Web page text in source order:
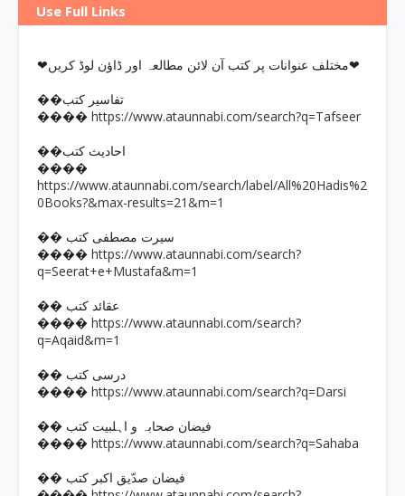
Use Full Links
❤مختلف عنوانات پر کتب آن لائن مطالعہ اور ڈاؤن لوڈ کریں❤
��تفاسیر کتب
���� https://www.ataunnabi.com/search?q=Tafseer
��احادیث کتب
����
https://www.ataunnabi.com/search/label/All%20Hadis%2
0Books?&max-results=21&m=1
�� سیرت مصطفی کتب
���� https://www.ataunnabi.com/search?
q=Seerat+e+Mustafa&m=1
�� عقائد کتب
���� https://www.ataunnabi.com/search?
q=Aqaid&m=1
�� درسی کتب
���� https://www.ataunnabi.com/search?q=Darsi
�� فیضان صحابہ و اہلبیت کتب
���� https://www.ataunnabi.com/search?q=Sahaba
�� فیضان صدّیق اکبر کتب